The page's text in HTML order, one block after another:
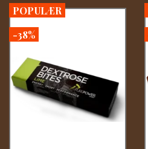
POPULÆR
-38%